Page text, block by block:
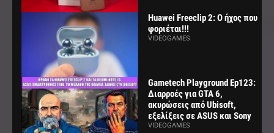
Huawei Freeclip 2: Ο ήχος που
φοριέται!!!
VIDEOGAMES
Gametech Playground Ep123:
Διαρροές για GTA 6,
ακυρώσεις από Ubisoft,
εξελίξεις σε ASUS και Sony
VIDEOGAMES